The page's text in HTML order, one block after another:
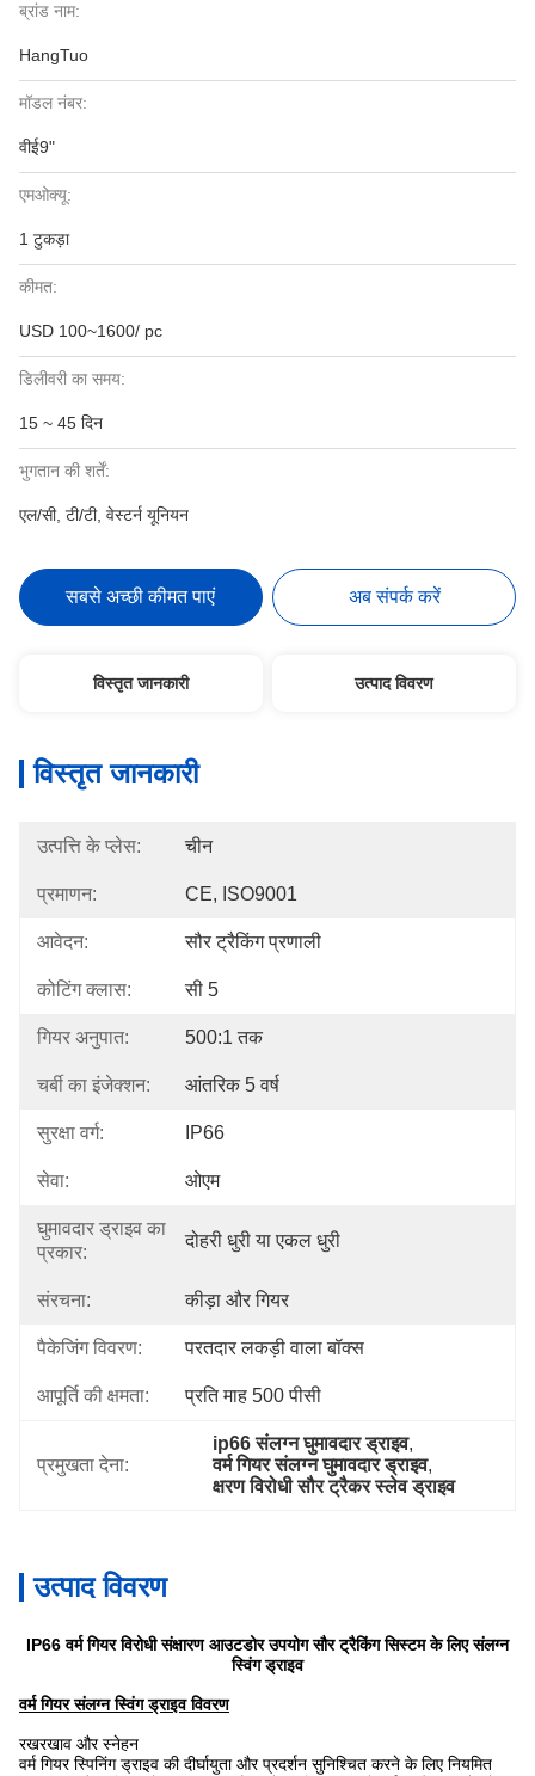
ब्रांड नाम:
HangTuo
मॉडल नंबर:
वीई9"
एमओक्यू:
1 टुकड़ा
कीमत:
USD 100~1600/ pc
डिलीवरी का समय:
15 ~ 45 दिन
भुगतान की शर्तें:
एल/सी, टी/टी, वेस्टर्न यूनियन
सबसे अच्छी कीमत पाएं अब संपर्क करें
विस्तृत जानकारी उत्पाद विवरण
विस्तृत जानकारी
उत्पत्ति के प्लेस: चीन
प्रमाणन: CE, ISO9001
आवेदन: सौर ट्रैकिंग प्रणाली
कोटिंग क्लास: सी 5
गियर अनुपात: 500:1 तक
चर्बी का इंजेक्शन: आंतरिक 5 वर्ष
सुरक्षा वर्ग: IP66
सेवा: ओएम
घुमावदार ड्राइव का
प्रकार:
दोहरी धुरी या एकल धुरी
संरचना: कीड़ा और गियर
पैकेजिंग विवरण: परतदार लकड़ी वाला बॉक्स
आपूर्ति की क्षमता: प्रति माह 500 पीसी
प्रमुखता देना:
ip66 संलग्न घुमावदार ड्राइव,
वर्म गियर संलग्न घुमावदार ड्राइव,
क्षरण विरोधी सौर ट्रैकर स्लेव ड्राइव
उत्पाद विवरण
IP66 वर्म गियर विरोधी संक्षारण आउटडोर उपयोग सौर ट्रैकिंग सिस्टम के लिए संलग्न
स्विंग ड्राइव
वर्म गियर संलग्न स्विंग ड्राइव विवरण
रखरखाव और स्नेहन
वर्म गियर स्पिनिंग ड्राइव की दीर्घायुता और प्रदर्शन सुनिश्चित करने के लिए नियमित